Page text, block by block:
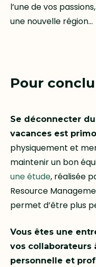
l’une de vos
une nouvelle région…
Pour
Se déconnecter
vacances est
physiquement et
maintenir un bon
une étude, réalisée
Resource
permet d’être plus
Vous êtes une
vos collaborateurs
personnelle et